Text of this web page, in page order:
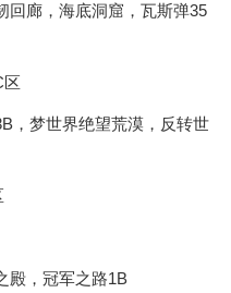
回廊，海底洞窟，瓦斯弹35
区
，梦世界绝望荒漠，反转世
殿，冠军之路1B